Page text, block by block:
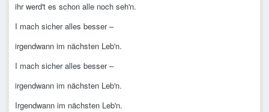
ihr werd't es schon alle noch seh'n.
I mach sicher alles besser –
irgendwann im nächsten Leb'n.
I mach sicher alles besser –
irgendwann im nächsten Leb'n.
Irgendwann im nächsten Leb'n.